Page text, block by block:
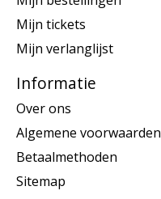
Mijn tickets
Mijn verlanglijst
Informatie
Over ons
Algemene voorwaarden
Betaalmethoden
Sitemap